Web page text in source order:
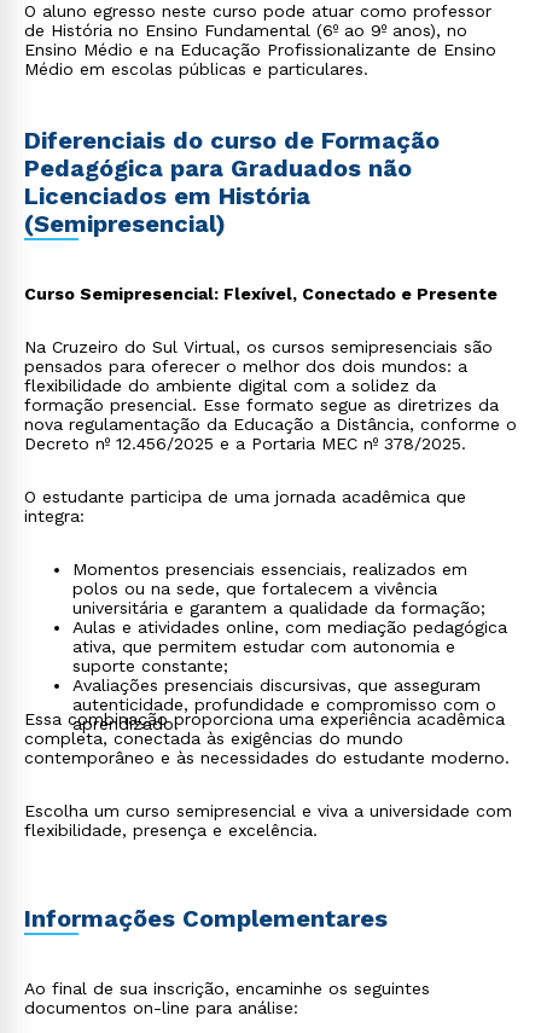
O aluno egresso neste curso pode atuar como professor
de História no Ensino Fundamental (6º ao 9º anos), no
Ensino Médio e na Educação Profissionalizante de Ensino
Médio em escolas públicas e particulares.
Diferenciais do curso de Formação
Pedagógica para Graduados não
Licenciados em História
(Semipresencial)
Curso Semipresencial: Flexível, Conectado e Presente
Na Cruzeiro do Sul Virtual, os cursos semipresenciais são
pensados para oferecer o melhor dos dois mundos: a
flexibilidade do ambiente digital com a solidez da
formação presencial. Esse formato segue as diretrizes da
nova regulamentação da Educação a Distância, conforme o
Decreto nº 12.456/2025 e a Portaria MEC nº 378/2025.
O estudante participa de uma jornada acadêmica que
integra:
Momentos presenciais essenciais, realizados em
polos ou na sede, que fortalecem a vivência
universitária e garantem a qualidade da formação;
Aulas e atividades online, com mediação pedagógica
ativa, que permitem estudar com autonomia e
suporte constante;
Avaliações presenciais discursivas, que asseguram
autenticidade, profundidade e compromisso com o
aprendizado.
Essa combinação proporciona uma experiência acadêmica
completa, conectada às exigências do mundo
contemporâneo e às necessidades do estudante moderno.
Escolha um curso semipresencial e viva a universidade com
flexibilidade, presença e excelência.
Informações Complementares
Ao final de sua inscrição, encaminhe os seguintes
documentos on-line para análise: